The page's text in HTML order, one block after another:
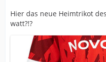
Hier das neue Heimtrikot
watt?!?